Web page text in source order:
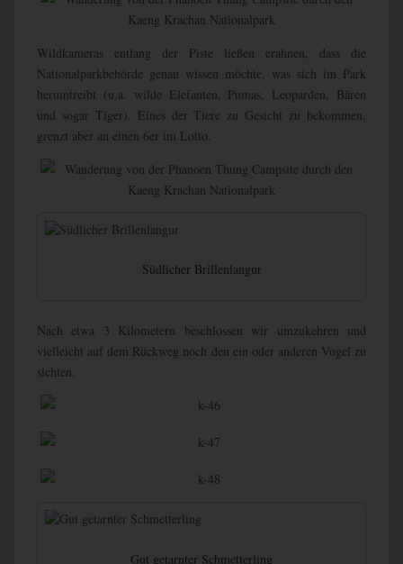
Wildkameras entlang der Piste ließen erahnen, dass die
Nationalparkbehörde genau wissen möchte, was sich im Park
herumtreibt (u.a. wilde Elefanten, Pumas, Leoparden, Bären
und sogar Tiger). Eines der Tiere zu Gesicht zu bekommen,
grenzt aber an einen 6er im Lotto.
Südlicher Brillenlangur
Nach etwa 3 Kilometern beschlossen wir umzukehren und
vielleicht auf dem Rückweg noch den ein oder anderen Vogel zu
sichten.
Gut getarnter Schmetterling